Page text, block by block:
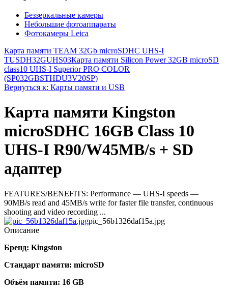
Беззеркальные камеры
Небольшие фотоаппараты
Фотокамеры Leica
Карта памяти TEAM 32Gb microSDHC UHS-I
TUSDH32GUHS03Карта памяти Silicon Power 32GB microSD
class10 UHS-I Superior PRO COLOR
(SP032GBSTHDU3V20SP)
Вернуться к: Карты памяти и USB
Карта памяти Kingston
microSDHC 16GB Class 10
UHS-I R90/W45MB/s + SD
адаптер
FEATURES/BENEFITS: Performance — UHS-I speeds —
90MB/s read and 45MB/s write for faster file transfer, continuous
shooting and video recording ...
pic_56b1326daf15a.jpg
Описание
Бренд: Kingston
Стандарт памяти: microSD
Объём памяти: 16 GB